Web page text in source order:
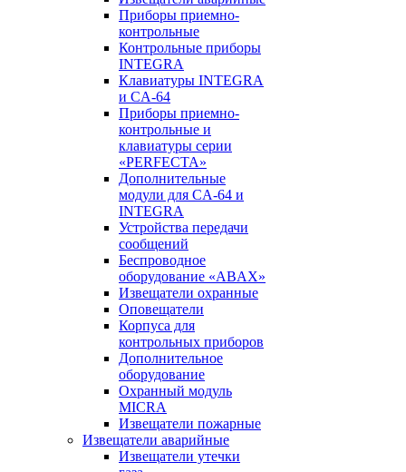
Приборы приемно-
контрольные
Контрольные приборы
INTEGRA
Клавиатуры INTEGRA
и CA-64
Приборы приемно-
контрольные и
клавиатуры серии
«PERFECTA»
Дополнительные
модули для CA-64 и
INTEGRA
Устройства передачи
сообщений
Беспроводное
оборудование «ABAX»
Извещатели охранные
Оповещатели
Корпуса для
контрольных приборов
Дополнительное
оборудование
Охранный модуль
MICRA
Извещатели пожарные
Извещатели аварийные
Извещатели утечки